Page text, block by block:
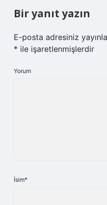
Bir yanıt yazın
E-posta adresiniz
* ile işaretlenmişlerdir
Yorum
İsim*